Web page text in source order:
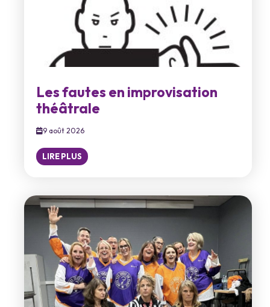
Les fautes en improvisation
théâtrale
9 août 2026
LIRE PLUS